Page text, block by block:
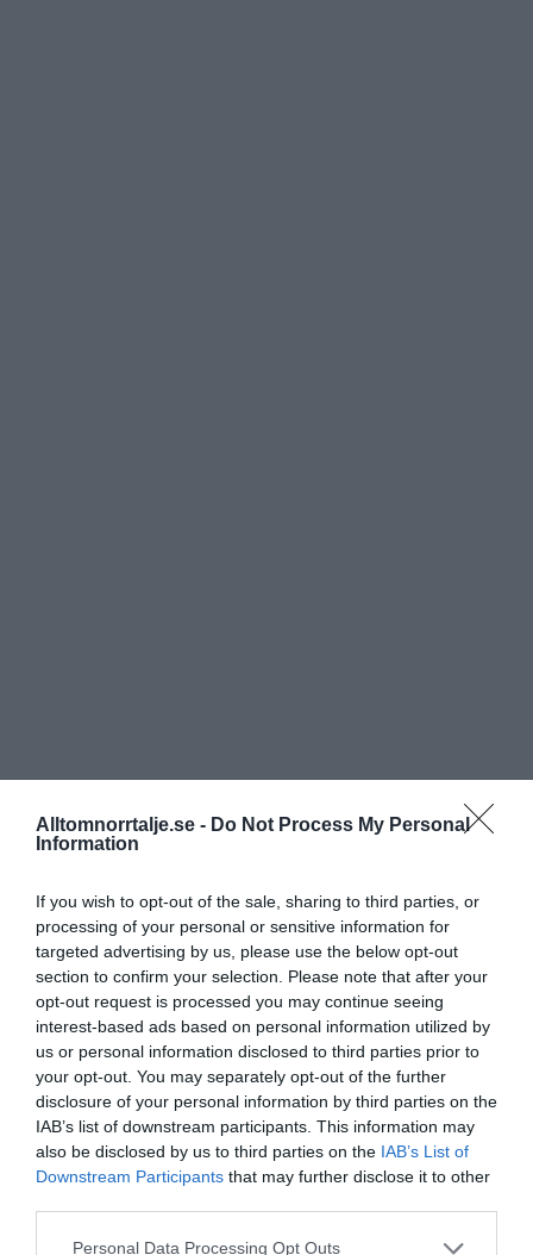
Alltomnorrtalje.se - Do Not Process My Personal
Information
If you wish to opt-out of the sale, sharing to third parties, or
processing of your personal or sensitive information for
targeted advertising by us, please use the below opt-out
section to confirm your selection. Please note that after your
opt-out request is processed you may continue seeing
interest-based ads based on personal information utilized by
us or personal information disclosed to third parties prior to
your opt-out. You may separately opt-out of the further
disclosure of your personal information by third parties on the
IAB’s list of downstream participants. This information may
also be disclosed by us to third parties on the IAB’s List of
Downstream Participants that may further disclose it to other
Personal Data Processing Opt Outs